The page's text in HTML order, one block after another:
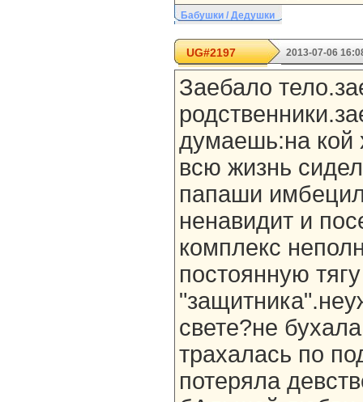
Бабушки / Дедушки
UG#2197 2013-07-06
Заебало
думаешь:на кой
всю жизнь
папаши
ненавидит и
комплекс
постоянную
свете?не
трахалась по
потеряла